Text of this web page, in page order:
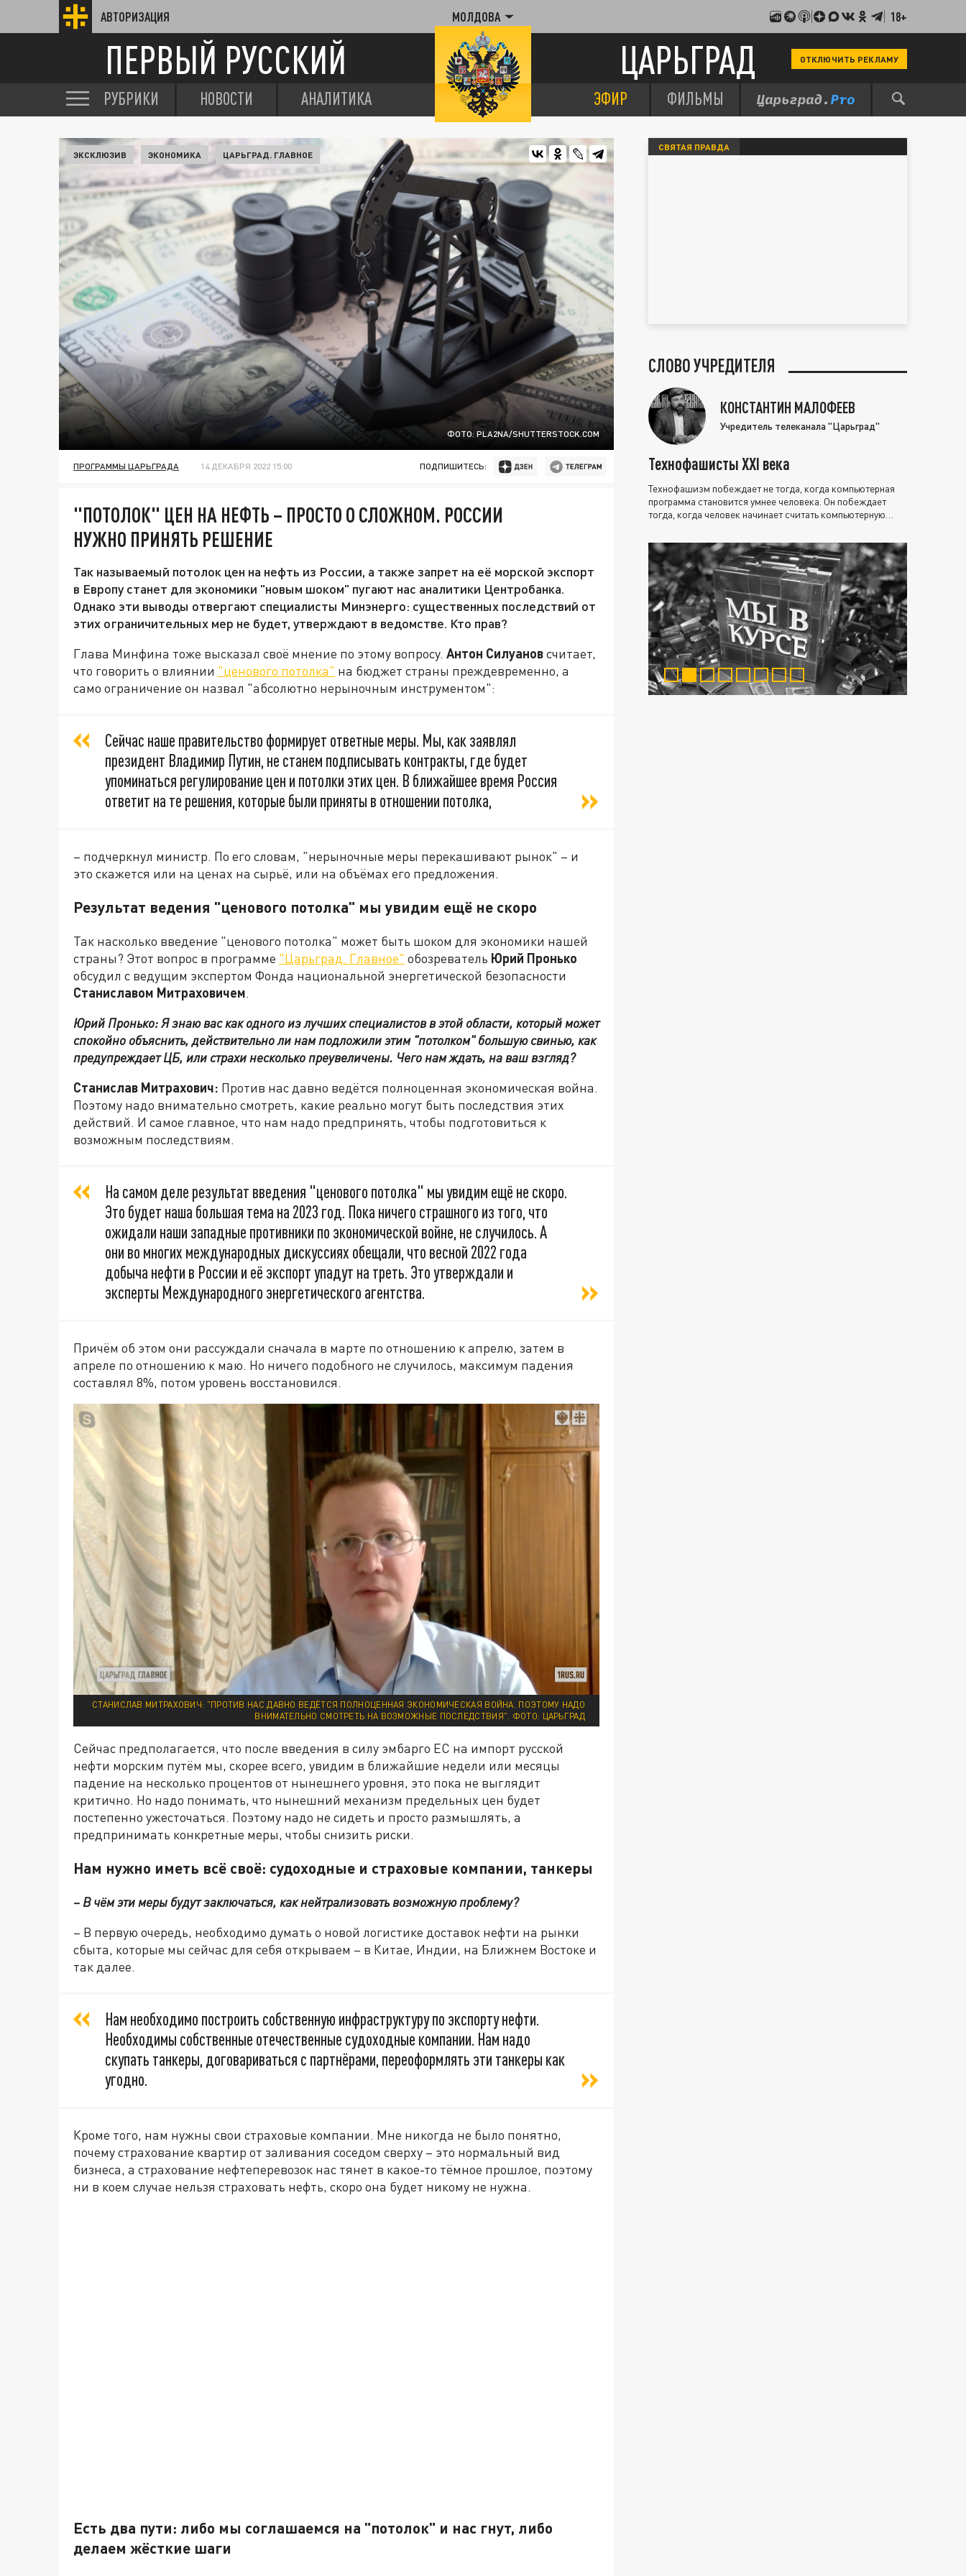
АВТОРИЗАЦИЯ МОЛДОВА 18+
ПЕРВЫЙ РУССКИЙ ЦАРЬГРАД ОТКЛЮЧИТЬ РЕКЛАМУ
РУБРИКИ НОВОСТИ АНАЛИТИКА ЭФИР ФИЛЬМЫ
ФОТО: PLA2NA/SHUTTERSTOCK.COM
ЭКСКЛЮЗИВ ЭКОНОМИКА ЦАРЬГРАД. ГЛАВНОЕ
ПРОГРАММЫ ЦАРЬГРАДА 14 ДЕКАБРЯ 2022 15:00 ПОДПИШИТЕСЬ:
"ПОТОЛОК" ЦЕН НА НЕФТЬ – ПРОСТО О СЛОЖНОМ. РОССИИ
НУЖНО ПРИНЯТЬ РЕШЕНИЕ
Так называемый потолок цен на нефть из России, а также запрет на её морской экспорт
в Европу станет для экономики "новым шоком" пугают нас аналитики Центробанка.
Однако эти выводы отвергают специалисты Минэнерго: существенных последствий от
этих ограничительных мер не будет, утверждают в ведомстве. Кто прав?
Глава Минфина тоже высказал своё мнение по этому вопросу. Антон Силуановсчитает,
что говорить о влиянии "ценового потолка" на бюджет страны преждевременно, а
само ограничение он назвал "абсолютно нерыночным инструментом":
Сейчас наше правительство формирует ответные меры. Мы, как заявлял
президент Владимир Путин, не станем подписывать контракты, где будет
упоминаться регулирование цен и потолки этих цен. В ближайшее время Россия
ответит на те решения, которые были приняты в отношении потолка,
– подчеркнул министр. По его словам, "нерыночные меры перекашивают рынок" – и
это скажется или на ценах на сырьё, или на объёмах его предложения.
Результат ведения "ценового потолка" мы увидим ещё не скоро
Так насколько введение "ценового потолка" может быть шоком для экономики нашей
страны? Этот вопрос в программе "Царьград. Главное" обозреватель Юрий Пронько
обсудил с ведущим экспертом Фонда национальной энергетической безопасности
Станиславом Митраховичем.
Юрий Пронько: Я знаю вас как одного из лучших специалистов в этой области, который может
спокойно объяснить, действительно ли нам подложили этим "потолком" большую свинью, как
предупреждает ЦБ, или страхи несколько преувеличены. Чего нам ждать, на ваш взгляд?
Станислав Митрахович: Против нас давно ведётся полноценная экономическая война.
Поэтому надо внимательно смотреть, какие реально могут быть последствия этих
действий. И самое главное, что нам надо предпринять, чтобы подготовиться к
возможным последствиям.
На самом деле результат введения "ценового потолка" мы увидим ещё не скоро.
Это будет наша большая тема на 2023 год. Пока ничего страшного из того, что
ожидали наши западные противники по экономической войне, не случилось. А
они во многих международных дискуссиях обещали, что весной 2022 года
добыча нефти в России и её экспорт упадут на треть. Это утверждали и
эксперты Международного энергетического агентства.
Причём об этом они рассуждали сначала в марте по отношению к апрелю, затем в
апреле по отношению к маю. Но ничего подобного не случилось, максимум падения
составлял 8%, потом уровень восстановился.
СТАНИСЛАВ МИТРАХОВИЧ: "ПРОТИВ НАС ДАВНО ВЕДЁТСЯ ПОЛНОЦЕННАЯ ЭКОНОМИЧЕСКАЯ ВОЙНА. ПОЭТОМУ НАДО
ВНИМАТЕЛЬНО СМОТРЕТЬ НА ВОЗМОЖНЫЕ ПОСЛЕДСТВИЯ". ФОТО: ЦАРЬГРАД
Сейчас предполагается, что после введения в силу эмбарго ЕС на импорт русской
нефти морским путём мы, скорее всего, увидим в ближайшие недели или месяцы
падение на несколько процентов от нынешнего уровня, это пока не выглядит
критично. Но надо понимать, что нынешний механизм предельных цен будет
постепенно ужесточаться. Поэтому надо не сидеть и просто размышлять, а
предпринимать конкретные меры, чтобы снизить риски.
Нам нужно иметь всё своё: судоходные и страховые компании, танкеры
– В чём эти меры будут заключаться, как нейтрализовать возможную проблему?
– В первую очередь, необходимо думать о новой логистике доставок нефти на рынки
сбыта, которые мы сейчас для себя открываем – в Китае, Индии, на Ближнем Востоке и
так далее.
Нам необходимо построить собственную инфраструктуру по экспорту нефти.
Необходимы собственные отечественные судоходные компании. Нам надо
скупать танкеры, договариваться с партнёрами, переоформлять эти танкеры как
угодно.
Кроме того, нам нужны свои страховые компании. Мне никогда не было понятно,
почему страхование квартир от заливания соседом сверху – это нормальный вид
бизнеса, а страхование нефтеперевозок нас тянет в какое-то тёмное прошлое, поэтому
ни в коем случае нельзя страховать нефть, скоро она будет никому не нужна.
Есть два пути: либо мы соглашаемся на "потолок" и нас гнут, либо
делаем жёсткие шаги
СВЯТАЯ ПРАВДА
СЛОВО УЧРЕДИТЕЛЯ
КОНСТАНТИН МАЛОФЕЕВ
Учредитель телеканала "Царьград"
Технофашисты XXI века
Технофашизм побеждает не тогда, когда компьютерная
программа становится умнее человека. Он побеждает
тогда, когда человек начинает считать компьютерную